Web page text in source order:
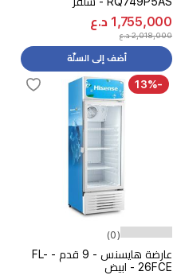
1,755,000 د.ع
2,018,000 د.ع
أضف إلى السلّة
-13%
(0)
عارضة هايسنس - 9 قدم - FL-
26FCE - ابيض